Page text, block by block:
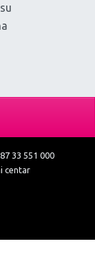
33 551 000
centar